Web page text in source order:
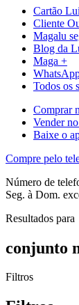
Cartão
Cliente
Magalu
Blog da
Maga +
Todos os
Comprar
Vender
Baixe o
Compre pelo
Número de
Seg. à Dom.
Resultados para
conjunto
Filtros